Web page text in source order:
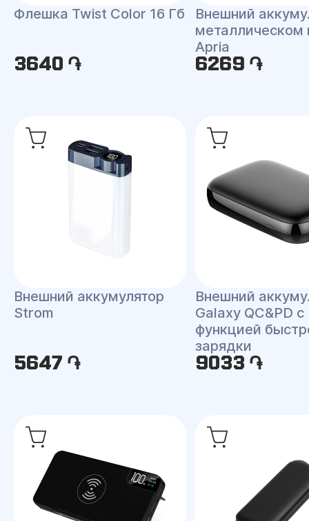
Флешка Twist Color 16 Гб
3640 ֏
Внешний
металлическом
Apria
6269 ֏
Внешний аккумулятор
Strom
5647 ֏
Внешний
Galaxy QC&PD с
функцией
зарядки
9033 ֏